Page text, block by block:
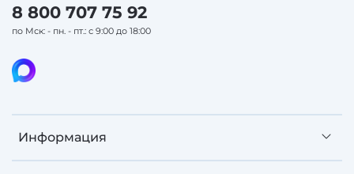
Информация
8 800 707 75 92
по Мск: - пн. - пт.: с 9:00 до 18:00